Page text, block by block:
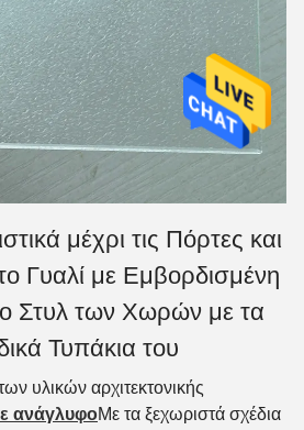
μέχρι τις Πόρτες και
Γυαλί με Εμβορδισμένη
Στυλ των Χωρών με τα
Τυπάκια του
υλικών αρχιτεκτονικής
ανάγλυφοΜε τα ξεχωριστά σχέδια